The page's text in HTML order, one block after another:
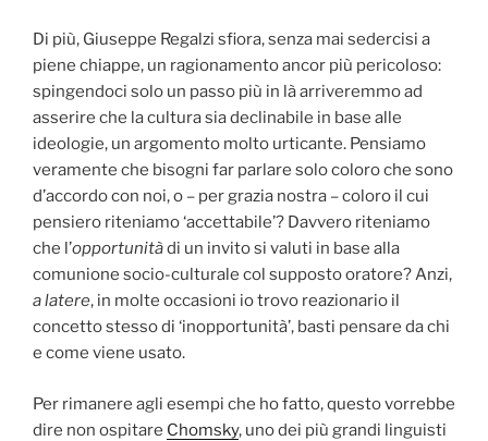
Di più, Giuseppe Regalzi sfiora, senza mai sedercisi a
piene chiappe, un ragionamento ancor più pericoloso:
spingendoci solo un passo più in là arriveremmo ad
asserire che la cultura sia declinabile in base alle
ideologie, un argomento molto urticante. Pensiamo
veramente che bisogni far parlare solo coloro che sono
d’accordo con noi, o – per grazia nostra – coloro il cui
pensiero riteniamo ‘accettabile’? Davvero riteniamo
che l’opportunitàdi un invito si valuti in base alla
comunione socio-culturale col supposto oratore? Anzi,
a latere, in molte occasioni io trovo reazionario il
concetto stesso di ‘inopportunità’, basti pensare da chi
e come viene usato.
Per rimanere agli esempi che ho fatto, questo vorrebbe
dire non ospitare Chomsky, uno dei più grandi linguisti